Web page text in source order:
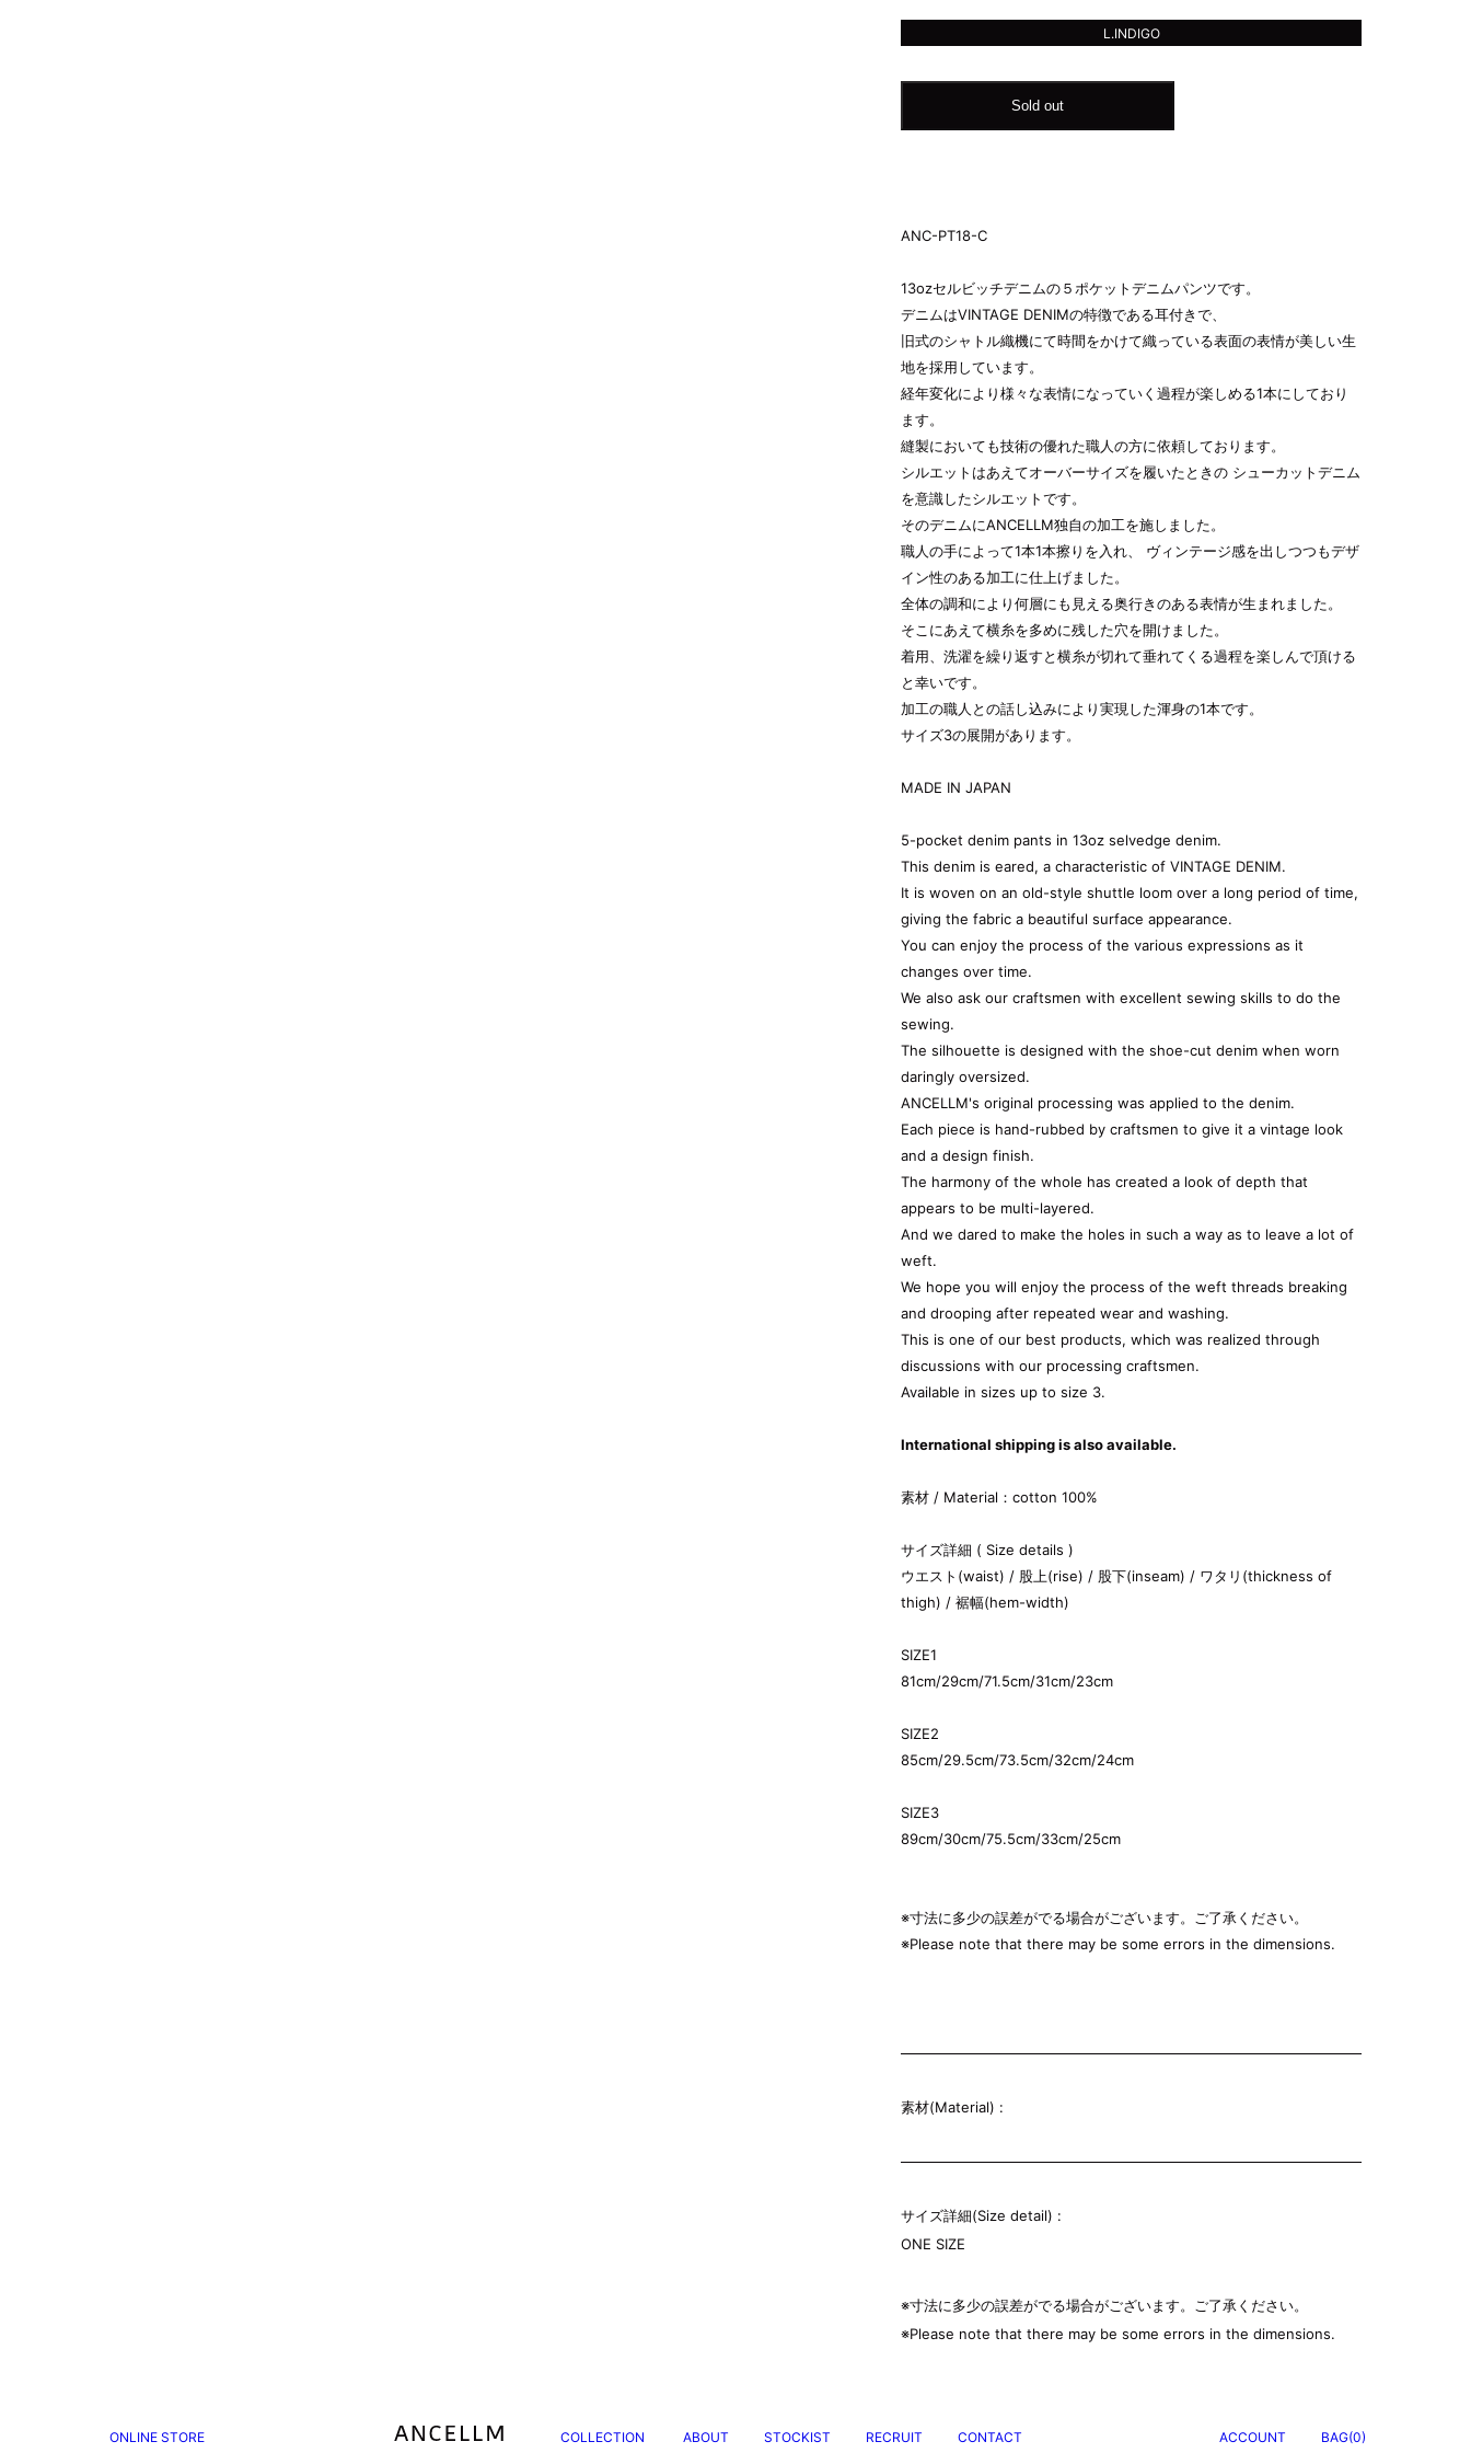
unavailable
L.INDIGO
Sold out
ANC-PT18-C
13ozセルビッチデニムの５ポケットデニムパンツです。
デニムはVINTAGE DENIMの特徴である耳付きで、
旧式のシャトル織機にて時間をかけて織っている表面の表情が美しい生
地を採用しています。
経年変化により様々な表情になっていく過程が楽しめる1本にしており
ます。
縫製においても技術の優れた職人の方に依頼しております。
シルエットはあえてオーバーサイズを履いたときの シューカットデニム
を意識したシルエットです。
そのデニムにANCELLM独自の加工を施しました。
職人の手によって1本1本擦りを入れ、 ヴィンテージ感を出しつつもデザ
イン性のある加工に仕上げました。
全体の調和により何層にも見える奥行きのある表情が生まれました。
そこにあえて横糸を多めに残した穴を開けました。
着用、洗濯を繰り返すと横糸が切れて垂れてくる過程を楽しんで頂ける
と幸いです。
加工の職人との話し込みにより実現した渾身の1本です。
サイズ3の展開があります。
MADE IN JAPAN
5-pocket denim pants in 13oz selvedge denim.
This denim is eared, a characteristic of VINTAGE DENIM.
It is woven on an old-style shuttle loom over a long period of time,
giving the fabric a beautiful surface appearance.
You can enjoy the process of the various expressions as it
changes over time.
We also ask our craftsmen with excellent sewing skills to do the
sewing.
The silhouette is designed with the shoe-cut denim when worn
daringly oversized.
ANCELLM's original processing was applied to the denim.
Each piece is hand-rubbed by craftsmen to give it a vintage look
and a design finish.
The harmony of the whole has created a look of depth that
appears to be multi-layered.
And we dared to make the holes in such a way as to leave a lot of
weft.
We hope you will enjoy the process of the weft threads breaking
and drooping after repeated wear and washing.
This is one of our best products, which was realized through
discussions with our processing craftsmen.
Available in sizes up to size 3.
International shipping is also available.
素材 / Material：cotton 100%
サイズ詳細 ( Size details )
ウエスト(waist) / 股上(rise) / 股下(inseam) / ワタリ(thickness of
thigh) / 裾幅(hem-width)
SIZE1
81cm/29cm/71.5cm/31cm/23cm
SIZE2
85cm/29.5cm/73.5cm/32cm/24cm
SIZE3
89cm/30cm/75.5cm/33cm/25cm
※寸法に多少の誤差がでる場合がございます。ご了承ください。
※Please note that there may be some errors in the dimensions.
素材(Material) :
サイズ詳細(Size detail) :
ONE SIZE
※寸法に多少の誤差がでる場合がございます。ご了承ください。
※Please note that there may be some errors in the dimensions.
ONLINE STORE COLLECTION ABOUT STOCKIST RECRUIT CONTACT ACCOUNT BAG(0)